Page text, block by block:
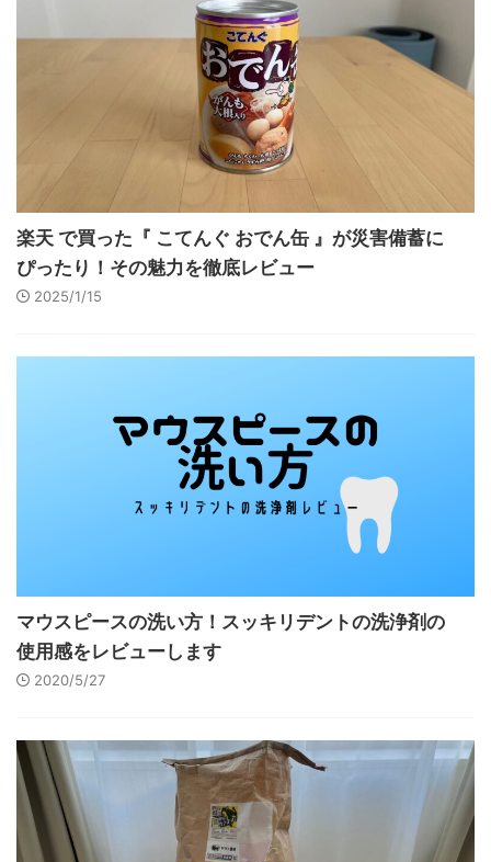
楽天 で買った『 こてんぐ おでん缶 』が災害備蓄に
ぴったり！その魅力を徹底レビュー
2025/1/15
マウスピースの洗い方！スッキリデントの洗浄剤の
使用感をレビューします
2020/5/27